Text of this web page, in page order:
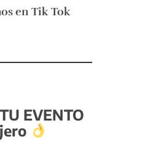
en Tik Tok
EVENTO